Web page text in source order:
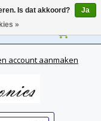
account aanmaken
Is dat akkoord?
Ja
»